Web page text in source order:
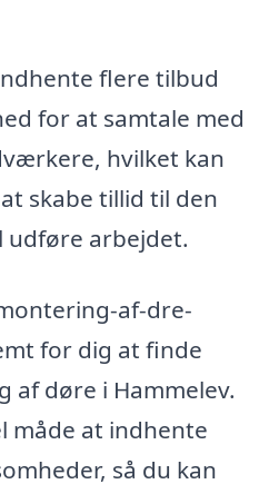
flere tilbud
for at samtale med
hvilket kan
skabe tillid til den
udføre arbejdet.
af-dre-
for dig at finde
af døre i Hammelev.
måde at indhente
så du kan